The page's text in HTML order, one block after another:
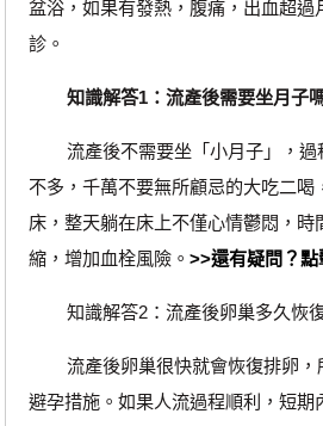
盆浴，如果有發熱，腹痛，出血超過
診。
知識解答1：流產後需要坐月子
流產後不需要坐「小月子」，過
不多，千萬不要無所顧忌的大吃二喝
床，整天躺在床上不僅心情鬱悶，時
縮，增加血栓風險。 >>還有疑問？點
知識解答2：流產後卵巢多久恢
流產後卵巢很快就會恢復排卵，
避孕措施。如果人流過程順利，短期